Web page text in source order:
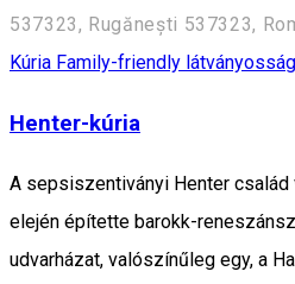
537323, Rugănești 537323,
Kúria Family-friendly látványosság
Henter-kúria
A sepsiszentiványi Henter
elején építette barokk-
udvarházat, valószínűleg egy, a